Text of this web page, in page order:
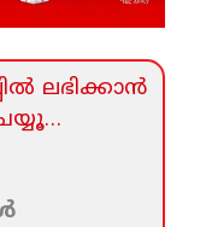
ലഭിക്കാന്‍